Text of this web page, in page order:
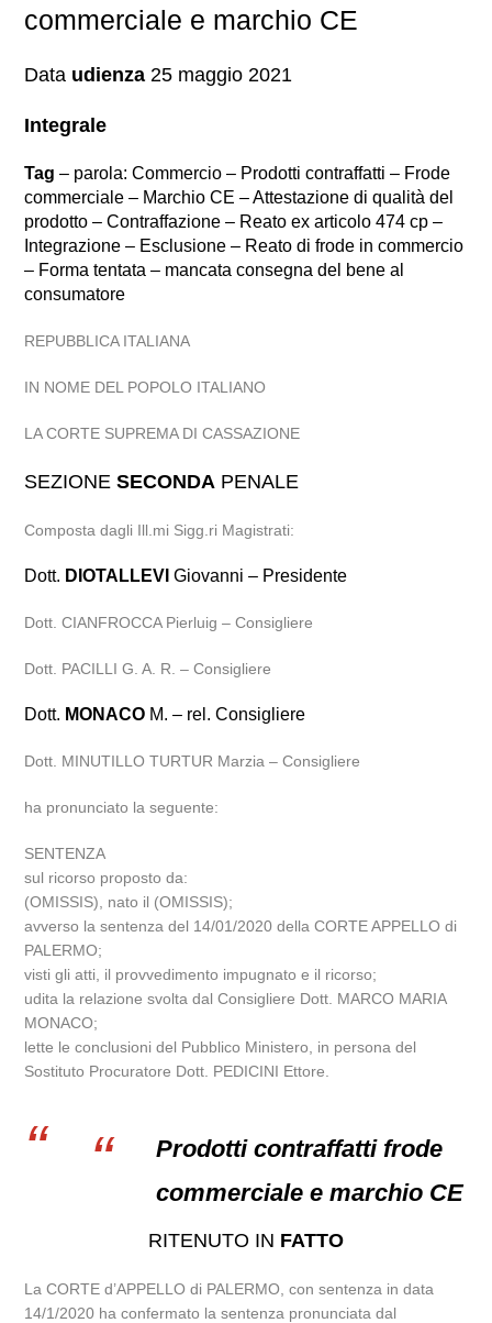
commerciale e marchio CE
Data udienza 25 maggio 2021
Integrale
Tag – parola: Commercio – Prodotti contraffatti – Frode
commerciale – Marchio CE – Attestazione di qualità del
prodotto – Contraffazione – Reato ex articolo 474 cp –
Integrazione – Esclusione – Reato di frode in commercio
– Forma tentata – mancata consegna del bene al
consumatore
REPUBBLICA ITALIANA
IN NOME DEL POPOLO ITALIANO
LA CORTE SUPREMA DI CASSAZIONE
SEZIONESECONDA PENALE
Composta dagli Ill.mi Sigg.ri Magistrati:
Dott. DIOTALLEVI Giovanni – Presidente
Dott. CIANFROCCA Pierluig – Consigliere
Dott. PACILLI G. A. R. – Consigliere
Dott. MONACO M. – rel. Consigliere
Dott. MINUTILLO TURTUR Marzia – Consigliere
ha pronunciato la seguente:
SENTENZA
sul ricorso proposto da:
(OMISSIS), nato il (OMISSIS);
avverso la sentenza del 14/01/2020 della CORTE APPELLO di
PALERMO;
visti gli atti, il provvedimento impugnato e il ricorso;
udita la relazione svolta dal Consigliere Dott. MARCO MARIA
MONACO;
lette le conclusioni del Pubblico Ministero, in persona del
Sostituto Procuratore Dott. PEDICINI Ettore.
Prodotti contraffatti frode
commerciale e marchio CE
RITENUTO IN FATTO
La CORTE d’APPELLO di PALERMO, con sentenza in data
14/1/2020 ha confermato la sentenza pronunciata dal